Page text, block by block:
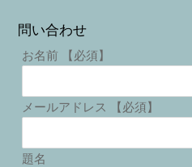
問い合わせ
お名前 【必須】
メールアドレス 【必須】
題名